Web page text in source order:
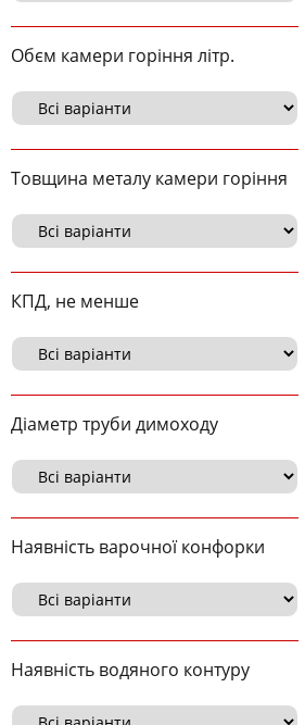
Обєм камери горіння літр.
Товщина металу камери горіння
КПД, не менше
Діаметр труби димоходу
Наявність варочної конфорки
Наявність водяного контуру